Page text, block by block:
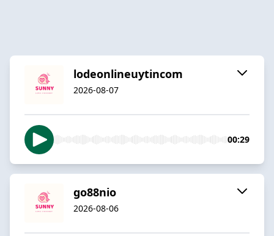
lodeonlineuytincom
2026-08-07
00:29
go88nio
2026-08-06